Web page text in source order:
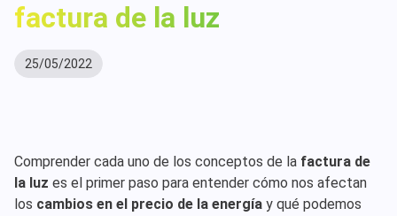
factura de la luz
25/05/2022
Comprender cada uno de los conceptos de la factura de
la luz es el primer paso para entender cómo nos afectan
los cambios en el precio de la energía y qué podemos